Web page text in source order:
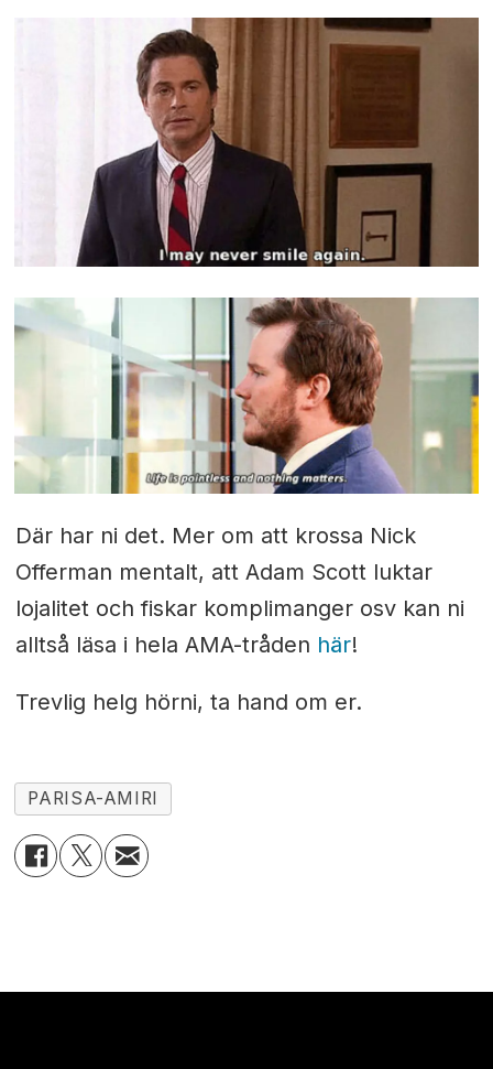
Där har ni det. Mer om att krossa Nick
Offerman mentalt, att Adam Scott luktar
lojalitet och fiskar komplimanger osv kan ni
alltså läsa i hela AMA-tråden här!
Trevlig helg hörni, ta hand om er.
PARISA-AMIRI